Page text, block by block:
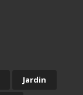
Jardin